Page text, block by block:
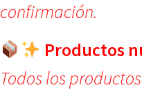
confirmación.
Productos
Todos los